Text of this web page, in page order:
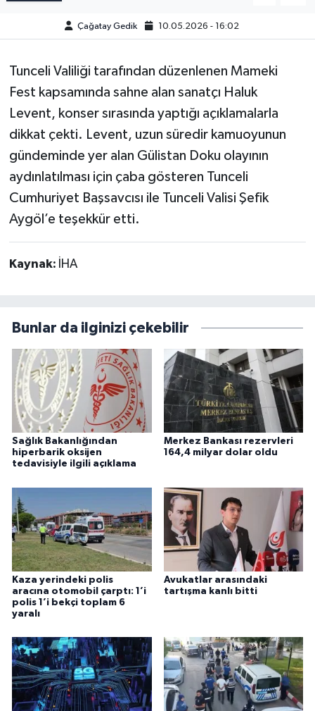
Çağatay Gedik 10.05.2026 - 16:02
Tunceli Valiliği tarafından düzenlenen Mameki
Fest kapsamında sahne alan sanatçı Haluk
Levent, konser sırasında yaptığı açıklamalarla
dikkat çekti. Levent, uzun süredir kamuoyunun
gündeminde yer alan Gülistan Doku olayının
aydınlatılması için çaba gösteren Tunceli
Cumhuriyet Başsavcısı ile Tunceli Valisi Şefik
Aygöl’e teşekkür etti.
Kaynak: İHA
Bunlar da ilginizi çekebilir
Sağlık Bakanlığından
hiperbarik oksijen
tedavisiyle ilgili açıklama
Merkez Bankası rezervleri
164,4 milyar dolar oldu
Kaza yerindeki polis
aracına otomobil çarptı: 1’i
polis 1’i bekçi toplam 6
yaralı
Avukatlar arasındaki
tartışma kanlı bitti